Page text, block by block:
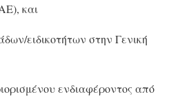
και
ειδικοτήτων στην Γενική
ενδιαφέροντος από